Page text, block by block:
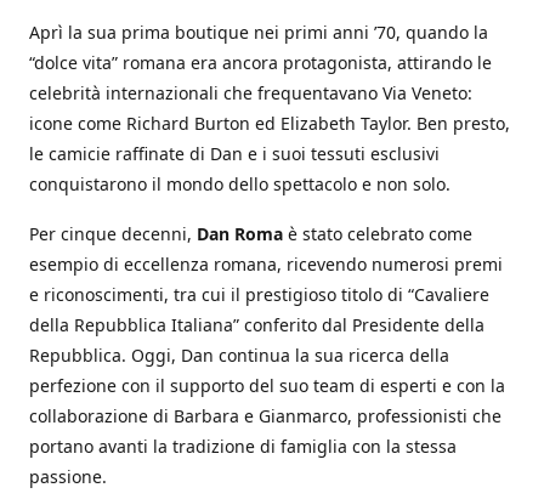
Aprì la sua prima boutique nei primi anni ’70, quando la
“dolce vita” romana era ancora protagonista, attirando le
celebrità internazionali che frequentavano Via Veneto:
icone come Richard Burton ed Elizabeth Taylor. Ben presto,
le camicie raffinate di Dan e i suoi tessuti esclusivi
conquistarono il mondo dello spettacolo e non solo.
Per cinque decenni, Dan Roma è stato celebrato come
esempio di eccellenza romana, ricevendo numerosi premi
e riconoscimenti, tra cui il prestigioso titolo di “Cavaliere
della Repubblica Italiana” conferito dal Presidente della
Repubblica. Oggi, Dan continua la sua ricerca della
perfezione con il supporto del suo team di esperti e con la
collaborazione di Barbara e Gianmarco, professionisti che
portano avanti la tradizione di famiglia con la stessa
passione.